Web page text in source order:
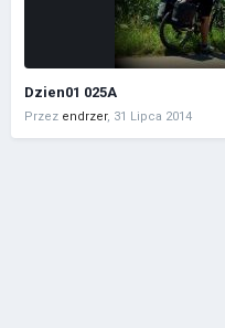
Dzien01 025A
Przez endrzer, 31 Lipca 2014